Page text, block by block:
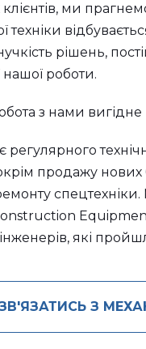
ми
техніки
рішень,
нашої роботи.
з нами
регулярного
продажу
які
З